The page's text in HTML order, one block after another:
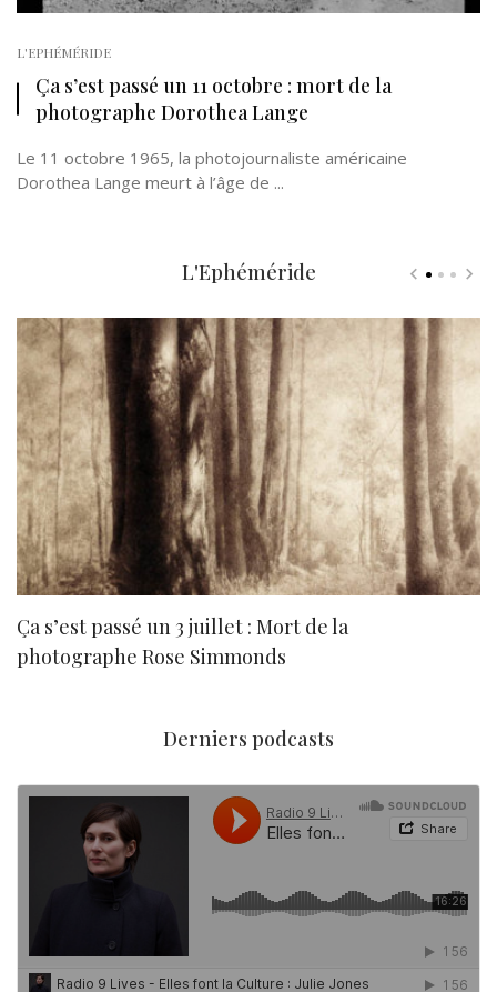
L'EPHÉMÉRIDE
Ça s’est passé un 11 octobre : mort de la
photographe Dorothea Lange
Le 11 octobre 1965, la photojournaliste américaine
Dorothea Lange meurt à l’âge de ...
L'Ephéméride
Ça s’est passé un 3 juillet : Mort de la
photographe Rose Simmonds
Derniers podcasts